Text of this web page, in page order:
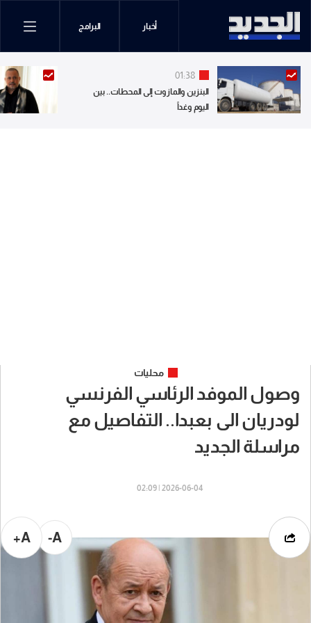
أخبار البرامج
01:38
البنزين والمازوت إلى المحطات.. بين
اليوم وغداً
محليات
وصول الموفد الرئاسي الفرنسي
لودريان الى بعبدا.. التفاصيل مع
مراسلة الجديد
2026-06-04 | 02:09
A-
A+